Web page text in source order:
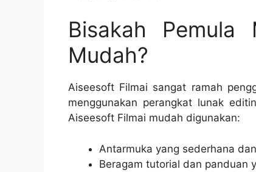
Bisakah Pemula
Mudah?
Aiseesoft Filmai sangat ramah
menggunakan perangkat lunak
Aiseesoft Filmai mudah digunakan:
Antarmuka yang sederhana
Beragam tutorial dan panduan